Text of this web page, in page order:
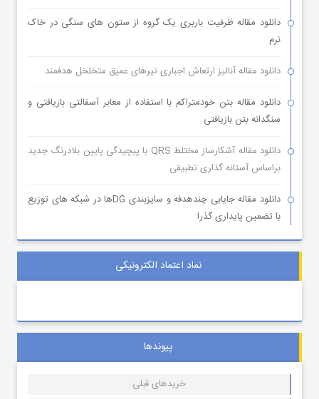
دانلود مقاله ظرفیت باربری یک گروه از ستون های سنگی در خاک
نرم
دانلود مقاله آنالیز ارتعاش اجباری تیرهای عمیق متخلخل هدفمند
دانلود مقاله بتن خودمتراکم با استفاده از معابر آسفالتی بازیافتی و
سنگدانه بتن بازیافتی
دانلود مقاله آشکارساز مختلط QRS با پیچیدگی پایین بلادرنگ جدید
براساس آستانه گذاری تطبیقی
دانلود مقاله جایابی چندهدفه و سایزبندی DGها در شبکه های توزیع
با تضمین پایداری گذرا
نماد اعتماد الکترونیکی
پیوندها
خریدهای قبلی